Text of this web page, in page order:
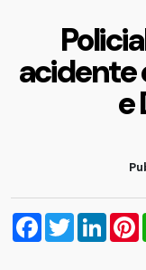
acidente
e
Facebook
Twitter